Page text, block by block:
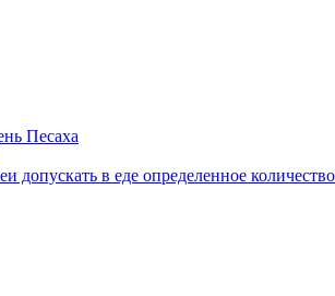
Песаха
допускать в еде определенное